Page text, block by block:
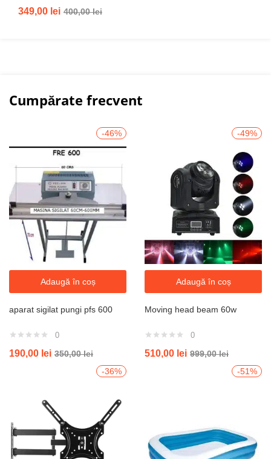
349,00 lei 400,00lei
Cumpărate frecvent
-46%
Adaugă în coș
aparat sigilat pungi pfs 600
0
190,00 lei 350,00lei
-49%
Adaugă în coș
Moving head beam 60w
0
510,00 lei 999,00lei
-36%
-51%